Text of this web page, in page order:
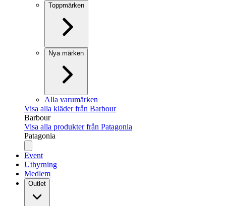
Toppmärken
Nya märken
Alla varumärken
Visa alla kläder från Barbour
Barbour
Visa alla produkter från Patagonia
Patagonia
Event
Uthyrning
Medlem
Outlet